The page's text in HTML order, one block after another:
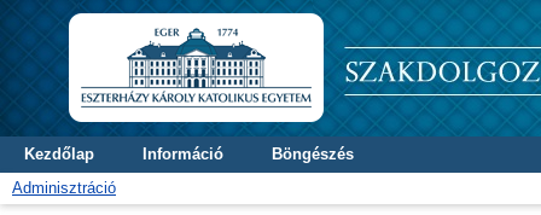
Kezdőlap Információ
Böngészés
Adminisztráció